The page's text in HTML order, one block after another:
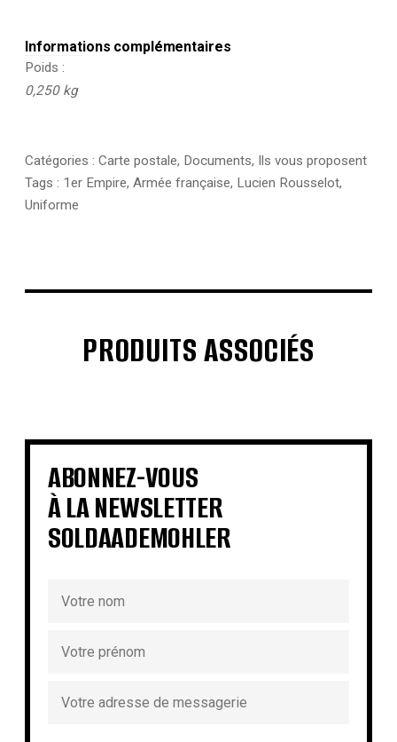
Informations complémentaires
Poids
0,250 kg
Catégories : Carte postale, Documents, Ils vous proposent
Tags : 1er Empire, Armée française, Lucien Rousselot,
Uniforme
PRODUITS ASSOCIÉS
€ € €
€ € €
€
ABONNEZ-VOUS
À LA NEWSLETTER
SOLDAADEMOHLER